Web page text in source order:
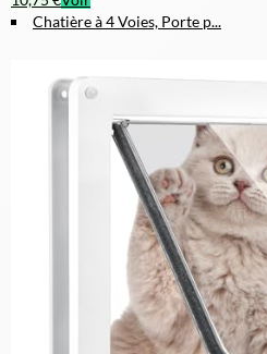
Chatière à 4 Voies, Porte p...